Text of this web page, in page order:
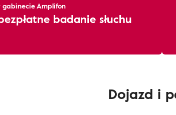
Amplifon
badanie słuchu
Dojazd i